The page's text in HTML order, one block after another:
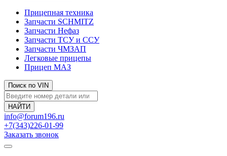
Прицепная техника
Запчасти SCHMITZ
Запчасти Нефаз
Запчасти ТСУ и ССУ
Запчасти ЧМЗАП
Легковые прицепы
Прицеп МАЗ
Поиск по VIN
info@forum196.ru
+7(343)226-01-99
Заказать звонок